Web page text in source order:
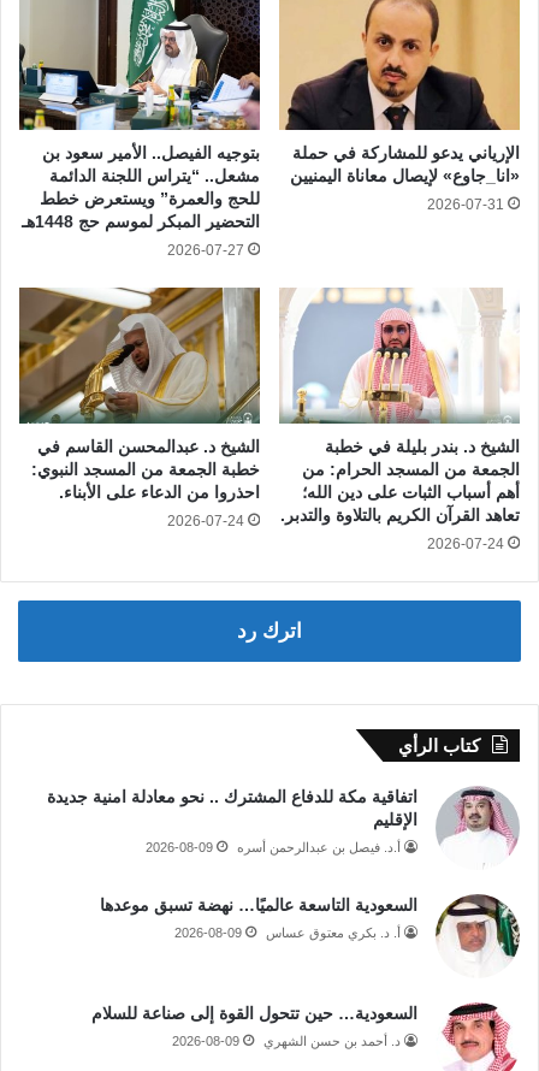
الإرياني يدعو للمشاركة في حملة
«انا_جاوع» لإيصال معاناة اليمنيين
2026-07-31
بتوجيه الفيصل.. الأمير سعود بن
مشعل.. “يتراس اللجنة الدائمة
للحج والعمرة” ويستعرض خطط
التحضير المبكر لموسم حج 1448هـ
2026-07-27
الشيخ د. بندر بليلة في خطبة
الجمعة من المسجد الحرام: من
أهم أسباب الثبات على دين الله؛
تعاهد القرآن الكريم بالتلاوة والتدبر.
2026-07-24
الشيخ د. عبدالمحسن القاسم في
خطبة الجمعة من المسجد النبوي:
احذروا من الدعاء على الأبناء.
2026-07-24
اترك رد
كتاب الرأي
اتفاقية مكة للدفاع المشترك .. نحو معادلة امنية جديدة
الإقليم
أ.د. فيصل بن عبدالرحمن أسره 2026-08-09
السعودية التاسعة عالميًا… نهضة تسبق موعدها
أ. د. بكري معتوق عساس 2026-08-09
السعودية… حين تتحول القوة إلى صناعة للسلام
د. أحمد بن حسن الشهري 2026-08-09